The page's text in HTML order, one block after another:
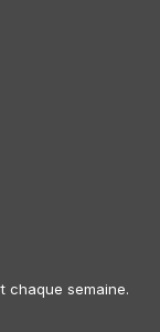
chaque semaine.